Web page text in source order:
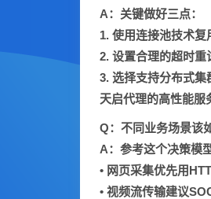
A：关键做好三点：
1. 使用连接池技术复
2. 设置合理的超时重
3. 选择支持分布式集
天启代理的高性能服
Q：不同业务场景该
A：参考这个决策模型
• 网页采集优先用
• 视频流传输建议